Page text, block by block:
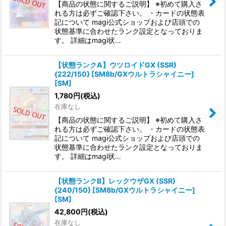
【商品の状態に関するご説明】 ※初めて購入さ
れる方は必ずご確認下さい。 ・カードの状態表
記について magi公式ショップおよび店頭での
状態基準に合わせたランク設定となっておりま
す。 詳細はmagi状…
【状態ランクA】ウツロイドGX (SSR)
{222/150} [SM8b/GXウルトラシャイニー]
[SM]
1,780円(税込)
在庫なし
【商品の状態に関するご説明】 ※初めて購入さ
れる方は必ずご確認下さい。 ・カードの状態表
記について magi公式ショップおよび店頭での
状態基準に合わせたランク設定となっておりま
す。 詳細はmagi状…
【状態ランクB】レックウザGX (SSR)
{240/150} [SM8b/GXウルトラシャイニー]
[SM]
42,800円(税込)
在庫なし